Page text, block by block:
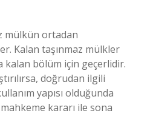
mülkün ortadan
Kalan taşınmaz mülkler
kalan bölüm için geçerlidir.
doğrudan ilgili
yapısı olduğunda
kararı ile sona